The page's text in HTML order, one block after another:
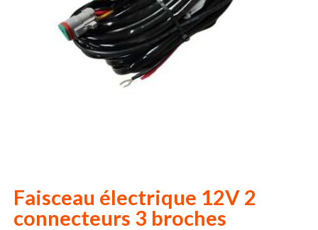
Faisceau électrique 12V 2
connecteurs 3 broches